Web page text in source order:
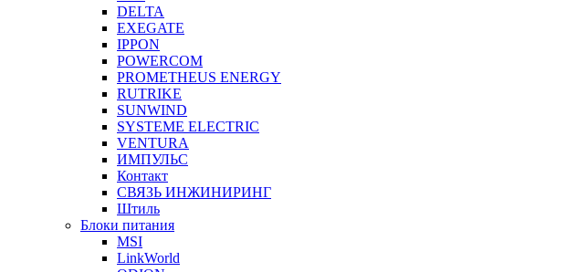
DELTA
EXEGATE
IPPON
POWERCOM
PROMETHEUS ENERGY
RUTRIKE
SUNWIND
SYSTEME ELECTRIC
VENTURA
ИМПУЛЬС
Контакт
СВЯЗЬ ИНЖИНИРИНГ
Штиль
Блоки питания
MSI
LinkWorld